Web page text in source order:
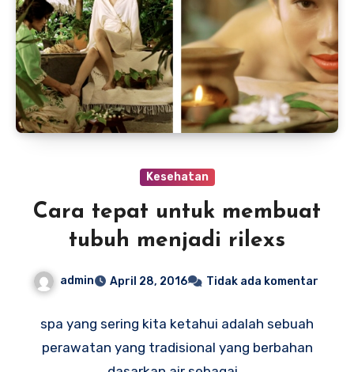
Kesehatan
Cara tepat untuk membuat
tubuh menjadi rilexs
admin April 28, 2016 Tidak ada komentar
spa yang sering kita ketahui adalah sebuah
perawatan yang tradisional yang berbahan